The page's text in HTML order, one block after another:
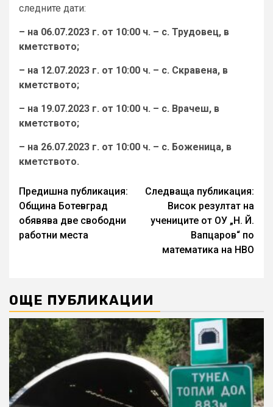
следните дати:
– на 06.07.2023 г. от 10:00 ч. – с. Трудовец, в
кметството;
– на 12.07.2023 г. от 10:00 ч. – с. Скравена, в
кметството;
– на 19.07.2023 г. от 10:00 ч. – с. Врачеш, в
кметството;
– на 26.07.2023 г. от 10:00 ч. – с. Боженица, в
кметството.
Continue
Reading
Предишна публикация:
Община Ботевград
обявява две свободни
работни места
Следваща публикация:
Висок резултат на
учениците от ОУ „Н. Й.
Вапцаров“ по
математика на НВО
ОЩЕ ПУБЛИКАЦИИ